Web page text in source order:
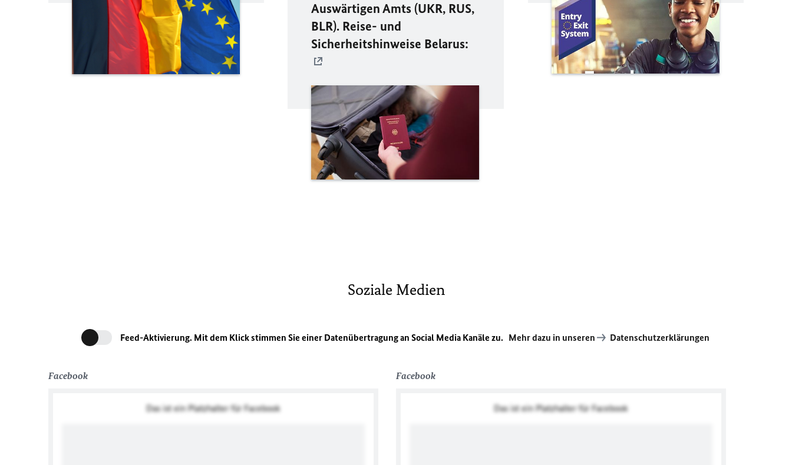
Auswärtigen Amts (UKR, RUS,
BLR). Reise- und
Sicherheitshinweise Belarus:
Soziale Medien
Feed-Aktivierung. Mit dem Klick stimmen Sie einer Datenübertragung an Social Media Kanäle zu. Mehr dazu in unseren Datenschutzerklärungen
Facebook
Das ist ein Platzhalter für Facebook
Facebook
Das ist ein Platzhalter für Facebook